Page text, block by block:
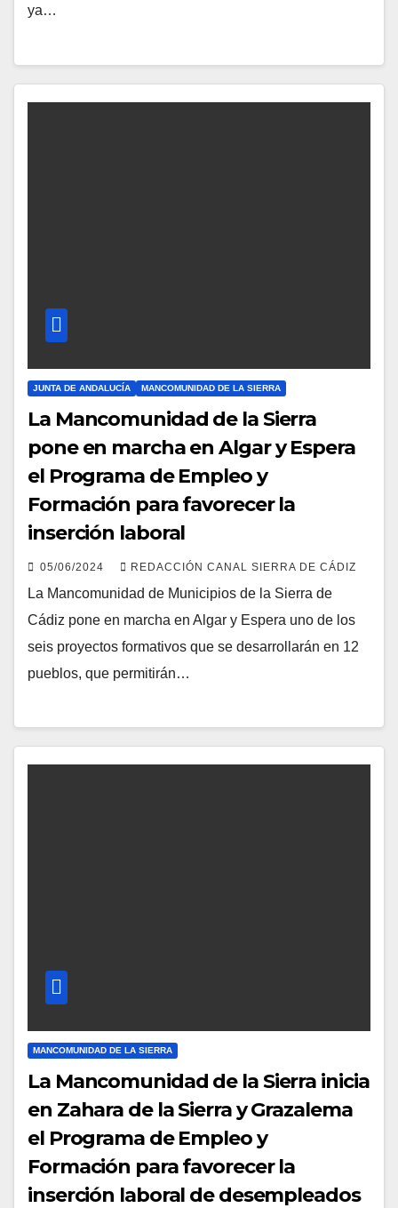
ya…
JUNTA DE ANDALUCÍA MANCOMUNIDAD DE LA SIERRA
La Mancomunidad de la Sierra
pone en marcha en Algar y Espera
el Programa de Empleo y
Formación para favorecer la
inserción laboral
05/06/2024 REDACCIÓN CANAL SIERRA DE CÁDIZ
La Mancomunidad de Municipios de la Sierra de
Cádiz pone en marcha en Algar y Espera uno de los
seis proyectos formativos que se desarrollarán en 12
pueblos, que permitirán…
MANCOMUNIDAD DE LA SIERRA
La Mancomunidad de la Sierra inicia
en Zahara de la Sierra y Grazalema
el Programa de Empleo y
Formación para favorecer la
inserción laboral de desempleados